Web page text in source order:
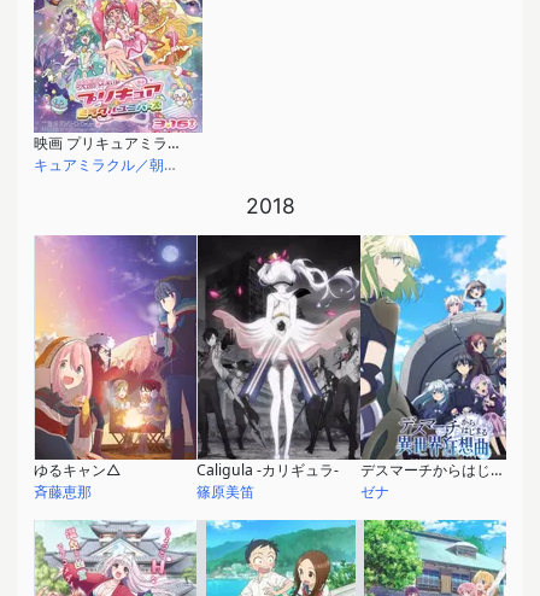
映画 プリキュアミラクルユニバース
キュアミラクル／朝日奈みらい
2018
ゆるキャン△
斉藤恵那
Caligula -カリギュラ-
篠原美笛
デスマーチからはじまる異世界狂想曲
ゼナ